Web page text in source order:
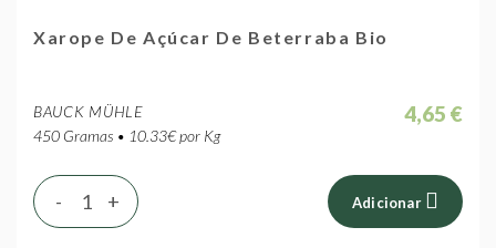
Xarope De Açúcar De Beterraba Bio
BAUCK MÜHLE
450 Gramas • 10.33€ por Kg
4,65 €
+
- Adicionar